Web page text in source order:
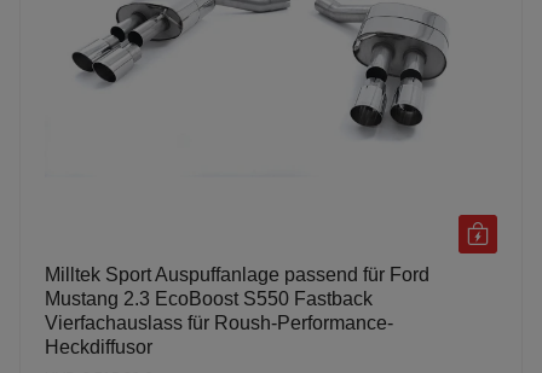
Milltek Sport Auspuffanlage passend für Ford
Mustang 2.3 EcoBoost S550 Fastback
Vierfachauslass für Roush-Performance-
Heckdiffusor